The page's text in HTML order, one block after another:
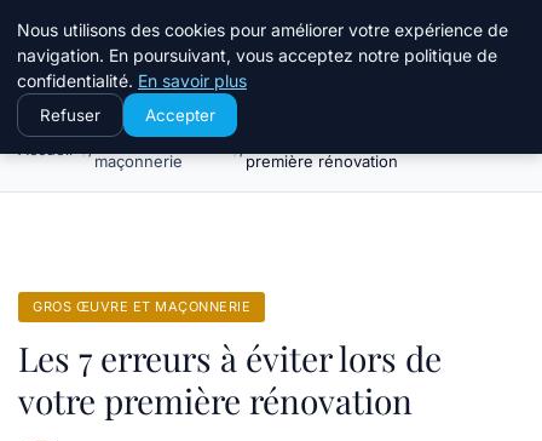
Le Temps Des Travaux
Gros œuvre et
maçonnerie
première rénovation
GROS ŒUVRE ET MAÇONNERIE
Les 7 erreurs à éviter lors de
votre première rénovation
Nous utilisons des cookies pour améliorer votre expérience de
navigation. En poursuivant, vous acceptez notre politique de
confidentialité. En savoir plus
Refuser Accepter